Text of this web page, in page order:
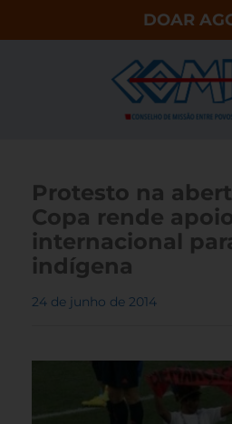
DOAR
Protesto na
Copa rende
internacional
indígena
24 de junho de 2014